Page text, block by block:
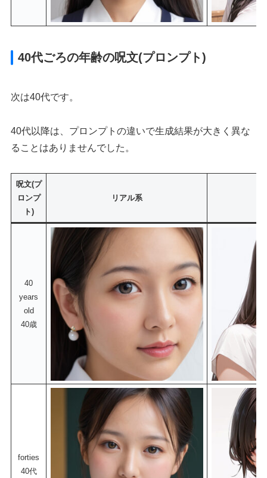
40代ごろの年齢の呪文(プロンプト)
次は40代です。
40代以降は、プロンプトの違いで生成結果が大きく異な
ることはありませんでした。
呪文(プ
ロンプ
ト)
リアル系
40
years
old
40歳
forties
40代